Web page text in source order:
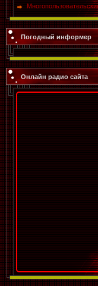
Погодный информер
Онлайн радио сайта